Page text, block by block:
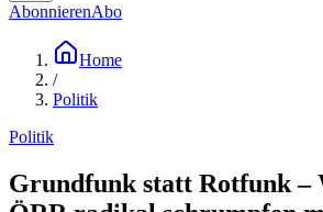
AbonnierenAbo
Home
/
Politik
Politik
Grundfunk statt Rotfunk –